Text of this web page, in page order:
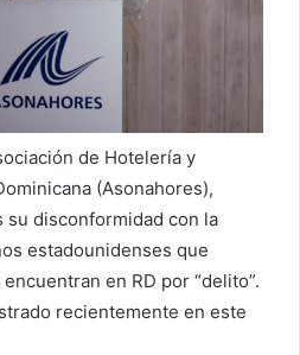
de Hotelería y
(Asonahores),
disconformidad con la
estadounidenses que
en RD por “delito”.
recientemente en este